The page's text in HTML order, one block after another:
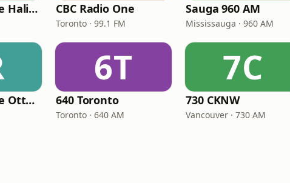
CBC Radio One Halifax CBC Radio One
Toronto · 99.1 FM
Sauga 960 AM
Mississauga · 960 AM
CBC Radio One Ottawa
6T
640 Toronto
Toronto · 640 AM
7C
730 CKNW
Vancouver · 730 AM